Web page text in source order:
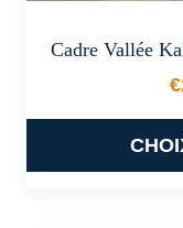
Cadre Vallée
€